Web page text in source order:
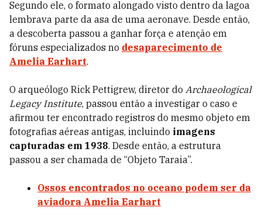
Segundo ele, o formato alongado visto dentro da lagoa
lembrava parte da asa de uma aeronave. Desde então,
a descoberta passou a ganhar força e atenção em
fóruns especializados no desaparecimento de
Amelia Earhart.
O arqueólogo Rick Pettigrew, diretor do Archaeological
Legacy Institute, passou então a investigar o caso e
afirmou ter encontrado registros do mesmo objeto em
fotografias aéreas antigas, incluindo imagens
capturadas em 1938. Desde então, a estrutura
passou a ser chamada de “Objeto Taraia”.
Ossos encontrados no oceano podem ser da
aviadora Amelia Earhart